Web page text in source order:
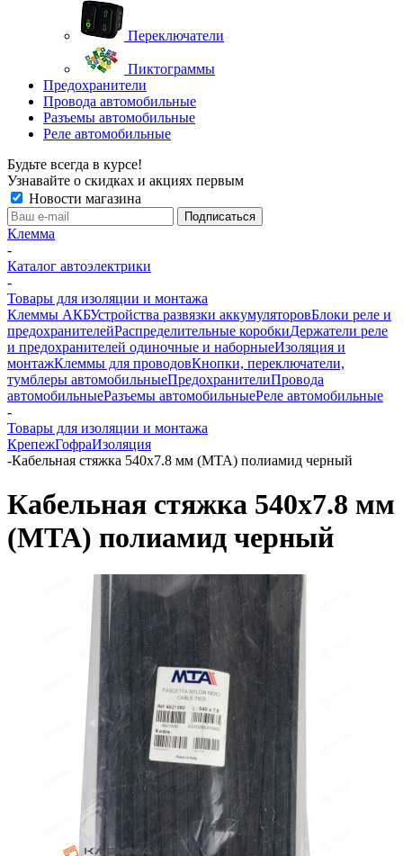
Переключатели
Пиктограммы
Предохранители
Провода автомобильные
Разъемы автомобильные
Реле автомобильные
Будьте всегда в курсе!
Узнавайте о скидках и акциях первым
Новости магазина
Клемма
-
Каталог автоэлектрики
-
Товары для изоляции и монтажа
Клеммы АКБУстройства развязки аккумуляторовБлоки реле и
предохранителейРаспределительные коробкиДержатели реле
и предохранителей одиночные и наборныеИзоляция и
монтажКлеммы для проводовКнопки, переключатели,
тумблеры автомобильныеПредохранителиПровода
автомобильныеРазъемы автомобильныеРеле автомобильные
-
Товары для изоляции и монтажа
КрепежГофраИзоляция
-Кабельная стяжка 540х7.8 мм (MTA) полиамид черный
Кабельная стяжка 540х7.8 мм
(MTA) полиамид черный